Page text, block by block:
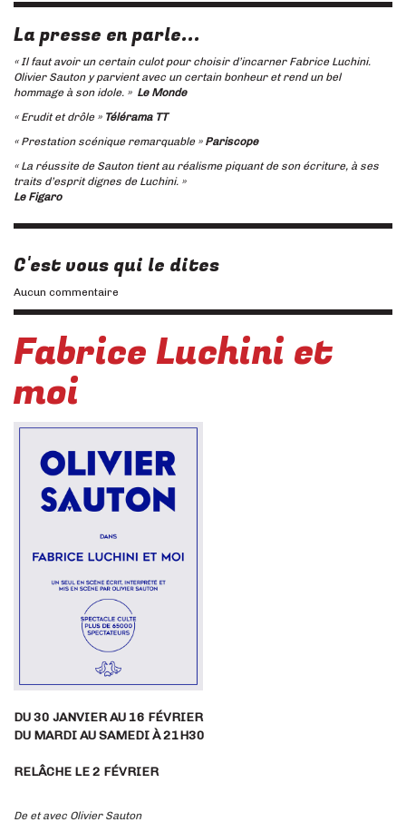
La presse en parle...
« Il faut avoir un certain culot pour choisir d’incarner Fabrice Luchini.
Olivier Sauton y parvient avec un certain bonheur et rend un bel
hommage à son idole. » Le Monde
« Erudit et drôle » Télérama TT
« Prestation scénique remarquable » Pariscope
« La réussite de Sauton tient au réalisme piquant de son écriture, à ses
traits d’esprit dignes de Luchini. »
Le Figaro
C'est vous qui le dites
Aucun commentaire
Fabrice Luchini et
moi
DU 30 JANVIER AU 16 FÉVRIER
DU MARDI AU SAMEDI À 21H30
RELÂCHE LE 2 FÉVRIER
De et avec Olivier Sauton